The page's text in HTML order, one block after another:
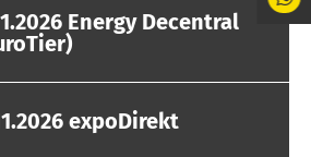
Energy Decentral
expoDirekt